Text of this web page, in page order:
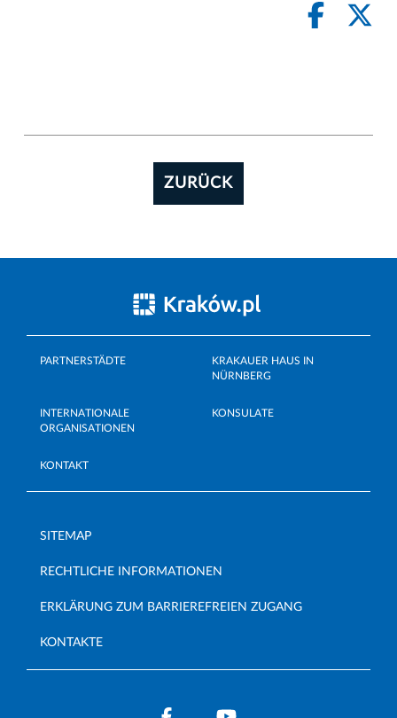
ZURÜCK
PARTNERSTÄDTE
KRAKAUER HAUS IN
NÜRNBERG
INTERNATIONALE
ORGANISATIONEN
KONSULATE
KONTAKT
SITEMAP
RECHTLICHE INFORMATIONEN
ERKLÄRUNG ZUM BARRIEREFREIEN ZUGANG
KONTAKTE